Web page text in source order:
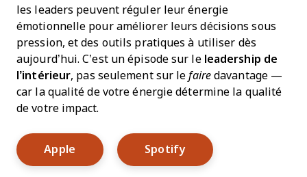
les leaders peuvent réguler leur énergie
émotionnelle pour améliorer leurs décisions sous
pression, et des outils pratiques à utiliser dès
aujourd’hui. C’est un épisode sur le leadership de
l’intérieur, pas seulement sur le fairedavantage —
car la qualité de votre énergie détermine la qualité
de votre impact.
Apple Opens New Window
SpotifyOpens New Window